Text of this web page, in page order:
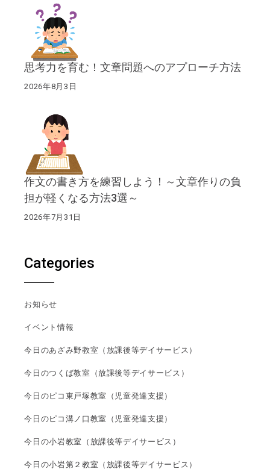
思考力を育む！文章問題へのアプローチ方法
2026年8月3日
作文の書き方を練習しよう！～文章作りの負
担が軽くなる方法3選～
2026年7月31日
Categories
お知らせ
イベント情報
今日のあざみ野教室（放課後等デイサービス）
今日のつくば教室（放課後等デイサービス）
今日のピコ東戸塚教室（児童発達支援）
今日のピコ溝ノ口教室（児童発達支援）
今日の小岩教室（放課後等デイサービス）
今日の小岩第２教室（放課後等デイサービス）